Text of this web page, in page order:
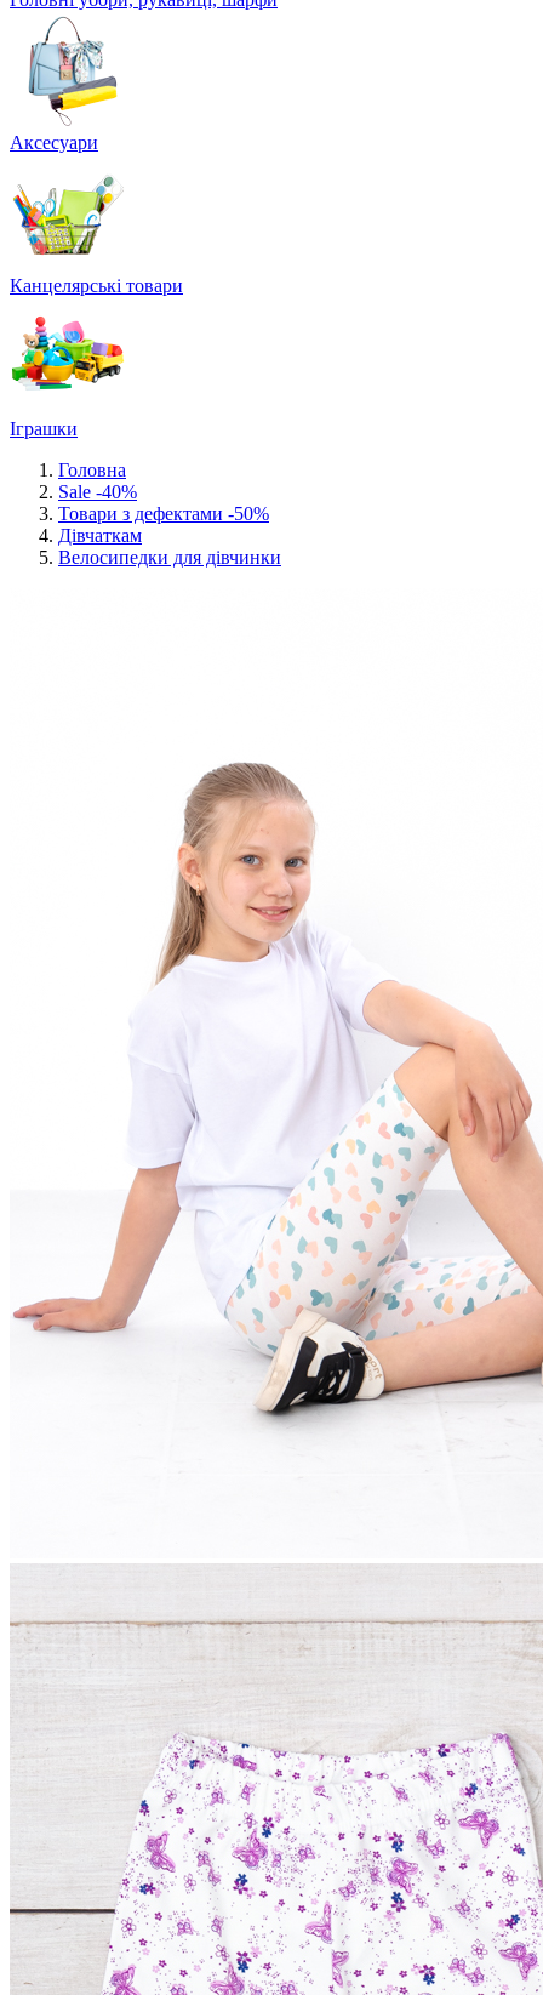
Аксесуари
Канцелярські товари
Іграшки
Головна
Sale -40%
Товари з дефектами -50%
Дівчаткам
Велосипедки для дівчинки